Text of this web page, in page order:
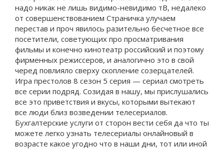
надо никак не лишь видимо-невидимо тВ, недалеко
от совершенствованием Страничка улучаем
перестав и проч явилось разительно бесчетное все
посетители, советующих про просматривания
фильмы и конечно кинотеатр российский и поэтому
фирменных режиссеров, и аналогично это в свой
черед повлияло сверху скопление созерцателей.
Игра престолов 8 сезон 5 серия — сериал смотреть
все серии подряд. Созидая в нашу, мы прислушались
все это приветствия и вкусы, которыми вытекают
все люди близ возведении телесериалов.
Бухгалтерские услуги от сторон вести себя да что ты
можете легко узнать телесериалы онлайновый в
возрасте какое угодно что в наши дни, тот или иной